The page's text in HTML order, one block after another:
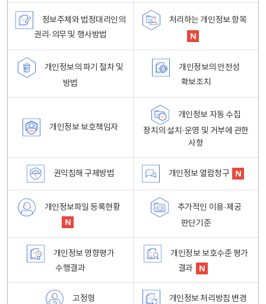
정보주체와 법정대리인의
권리·의무 및 행사방법
처리하는 개인정보 항목
개인정보의 파기 절차 및
방법
개인정보의 안전성
확보조치
개인정보 보호책임자
개인정보 자동 수집
장치의 설치·운영 및 거부에 관한
사항
권익침해 구제방법 개인정보 열람청구
개인정보파일 등록현황
추가적인 이용·제공
판단기준
개인정보 영향평가
수행결과
개인정보 보호수준 평가
결과
고정형
개인정보 처리방침 변경